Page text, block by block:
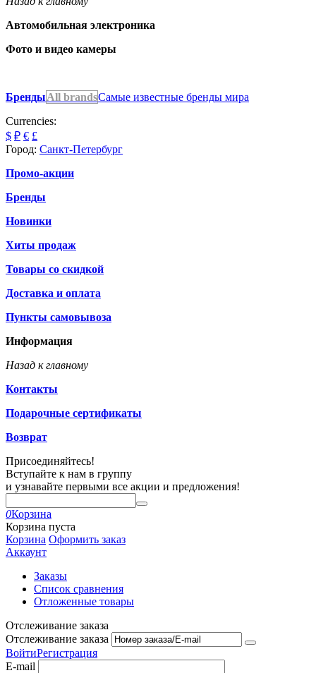
Автомобильная электроника
Фото и видео камеры
БрендыAll brandsСамые известные бренды мира
Currencies:
$ ₽ € £
Город: Санкт-Петербург
Промо-акции
Бренды
Новинки
Хиты продаж
Товары со скидкой
Доставка и оплата
Пункты самовывоза
Информация
Назад к главному
Контакты
Подарочные сертификаты
Возврат
Присоединяйтесь!
Вступайте к нам в группу
и узнавайте первыми все акции и предложения!
0Корзина
Корзина пуста
Корзина Оформить заказ
Аккаунт
Заказы
Список сравнения
Отложенные товары
Отслеживание заказа
Отслеживание заказа
ВойтиРегистрация
E-mail